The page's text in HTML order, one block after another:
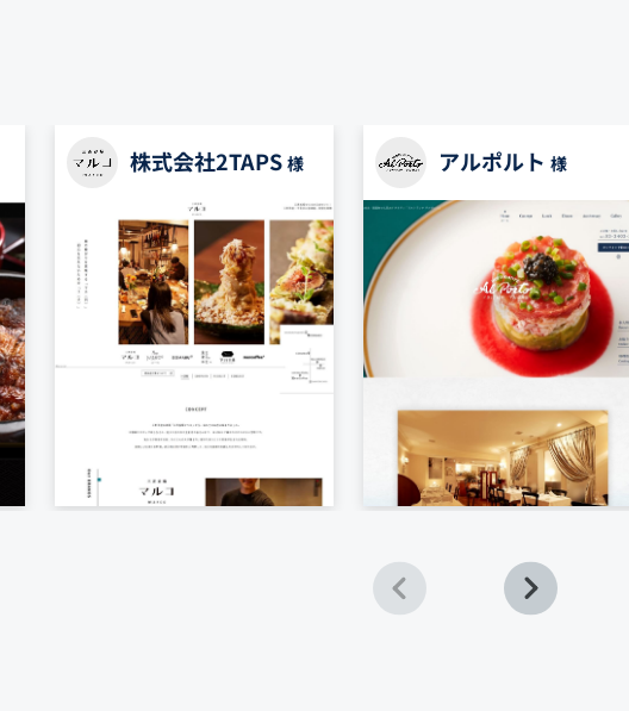
株式会社2TAPS様 アルポルト様